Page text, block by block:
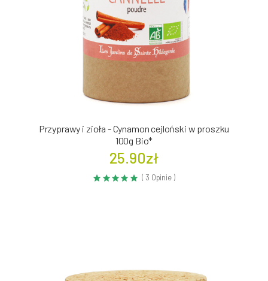
Przyprawy i zioła - Cynamon cejloński w proszku
100g Bio*
25.90zł
( 3 Opinie )